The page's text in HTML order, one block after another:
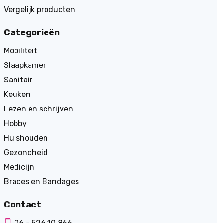
Vergelijk producten
Categorieën
Mobiliteit
Slaapkamer
Sanitair
Keuken
Lezen en schrijven
Hobby
Huishouden
Gezondheid
Medicijn
Braces en Bandages
Contact